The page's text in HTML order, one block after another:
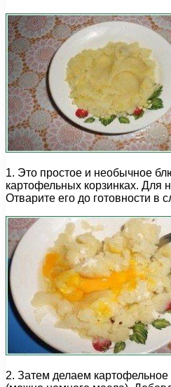
1. Это простое и необычное
картофельных корзинках. Для
Отварите его до готовности в
2. Затем делаем